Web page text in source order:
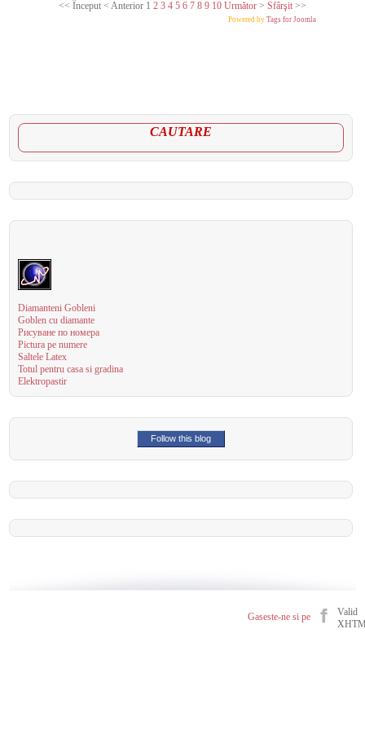
<< Început< Anterior 1 2 3 4 5 6 7 8 9 10 Următor> Sfârşit>>
Powered by Tags for Joomla
CAUTARE
Diamanteni Gobleni
Goblen cu diamante
Рисуване по номера
Pictura pe numere
Saltele Latex
Totul pentru casa si gradina
Elektropastir
Follow this blog
Gaseste-ne si pe
Valid